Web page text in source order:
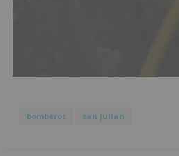
bomberos san julian